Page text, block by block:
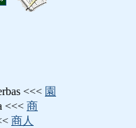
<<< 園
<<< 商
商人